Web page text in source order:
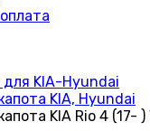
KIA-Hyundai
KIA, Hyundai
KIA Rio 4 (17-